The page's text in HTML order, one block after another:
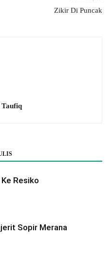
Zikir Di Puncak
Resiko
Sopir Merana